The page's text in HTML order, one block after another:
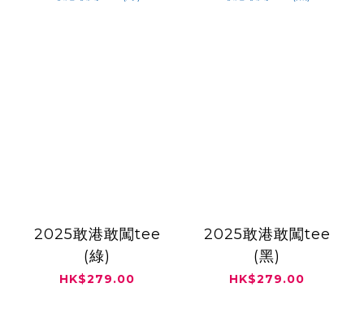
2025敢港敢闖tee
(綠)
HK$279.00
2025敢港敢闖tee
(黑)
HK$279.00